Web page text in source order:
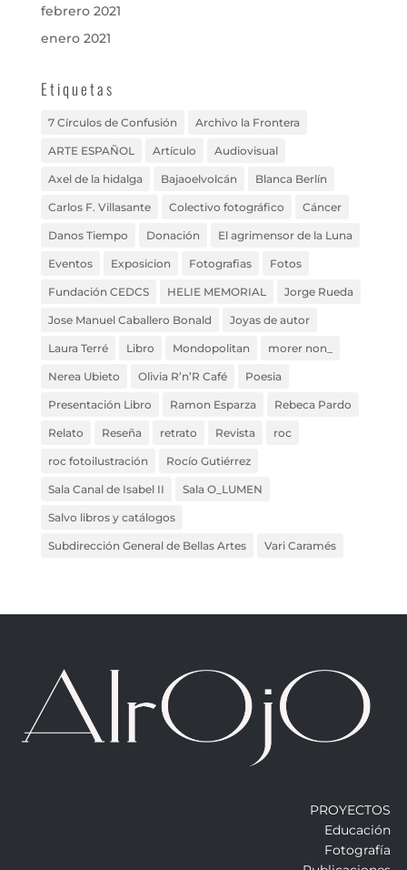
febrero 2021
enero 2021
Etiquetas
7 Círculos de Confusión Archivo la Frontera
ARTE ESPAÑOL Artículo Audiovisual
Axel de la hidalga Bajaoelvolcán Blanca Berlín
Carlos F. Villasante Colectivo fotográfico Cáncer
Danos Tiempo Donación El agrimensor de la Luna
Eventos Exposicion Fotografias Fotos
Fundación CEDCS HELIE MEMORIAL Jorge Rueda
Jose Manuel Caballero Bonald Joyas de autor
Laura Terré Libro Mondopolitan morer non_
Nerea Ubieto Olivia R’n’R Café Poesia
Presentación Libro Ramon Esparza Rebeca Pardo
Relato Reseña retrato Revista roc
roc fotoilustración Rocío Gutiérrez
Sala Canal de Isabel II Sala O_LUMEN
Salvo libros y catálogos
Subdirección General de Bellas Artes Vari Caramés
PROYECTOS
Educación
Fotografía